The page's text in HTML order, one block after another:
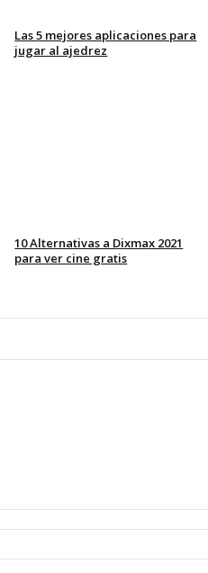
Las 5 mejores aplicaciones para
jugar al ajedrez
10 Alternativas a Dixmax 2021
para ver cine gratis